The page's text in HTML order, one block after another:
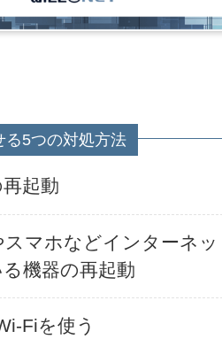
る5つの対処方法
起動
マホなどインターネ
機器の再起動
Fiを使う